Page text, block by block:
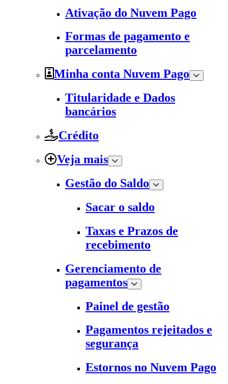
Ativação do Nuvem Pago
Formas de pagamento e
parcelamento
Minha conta Nuvem Pago
Titularidade e Dados
bancários
Crédito
Veja mais
Gestão do Saldo
Sacar o saldo
Taxas e Prazos de
recebimento
Gerenciamento de
pagamentos
Painel de gestão
Pagamentos rejeitados e
segurança
Estornos no Nuvem Pago